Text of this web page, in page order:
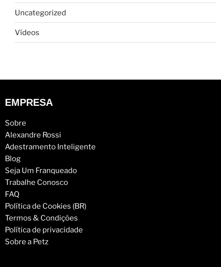
Uncategorized
Vídeos
EMPRESA
Sobre
Alexandre Rossi
Adestramento Inteligente
Blog
Seja Um Franqueado
Trabalhe Conosco
FAQ
Política de Cookies (BR)
Termos & Condições
Política de privacidade
Sobre a Petz